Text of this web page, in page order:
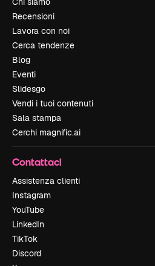
Recensioni
Lavora con noi
Cerca tendenze
Blog
Eventi
Slidesgo
Vendi i tuoi contenuti
Sala stampa
Cerchi magnific.ai
Contattaci
Assistenza clienti
Instagram
YouTube
LinkedIn
TikTok
Discord